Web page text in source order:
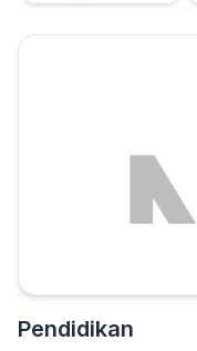
Pendidikan